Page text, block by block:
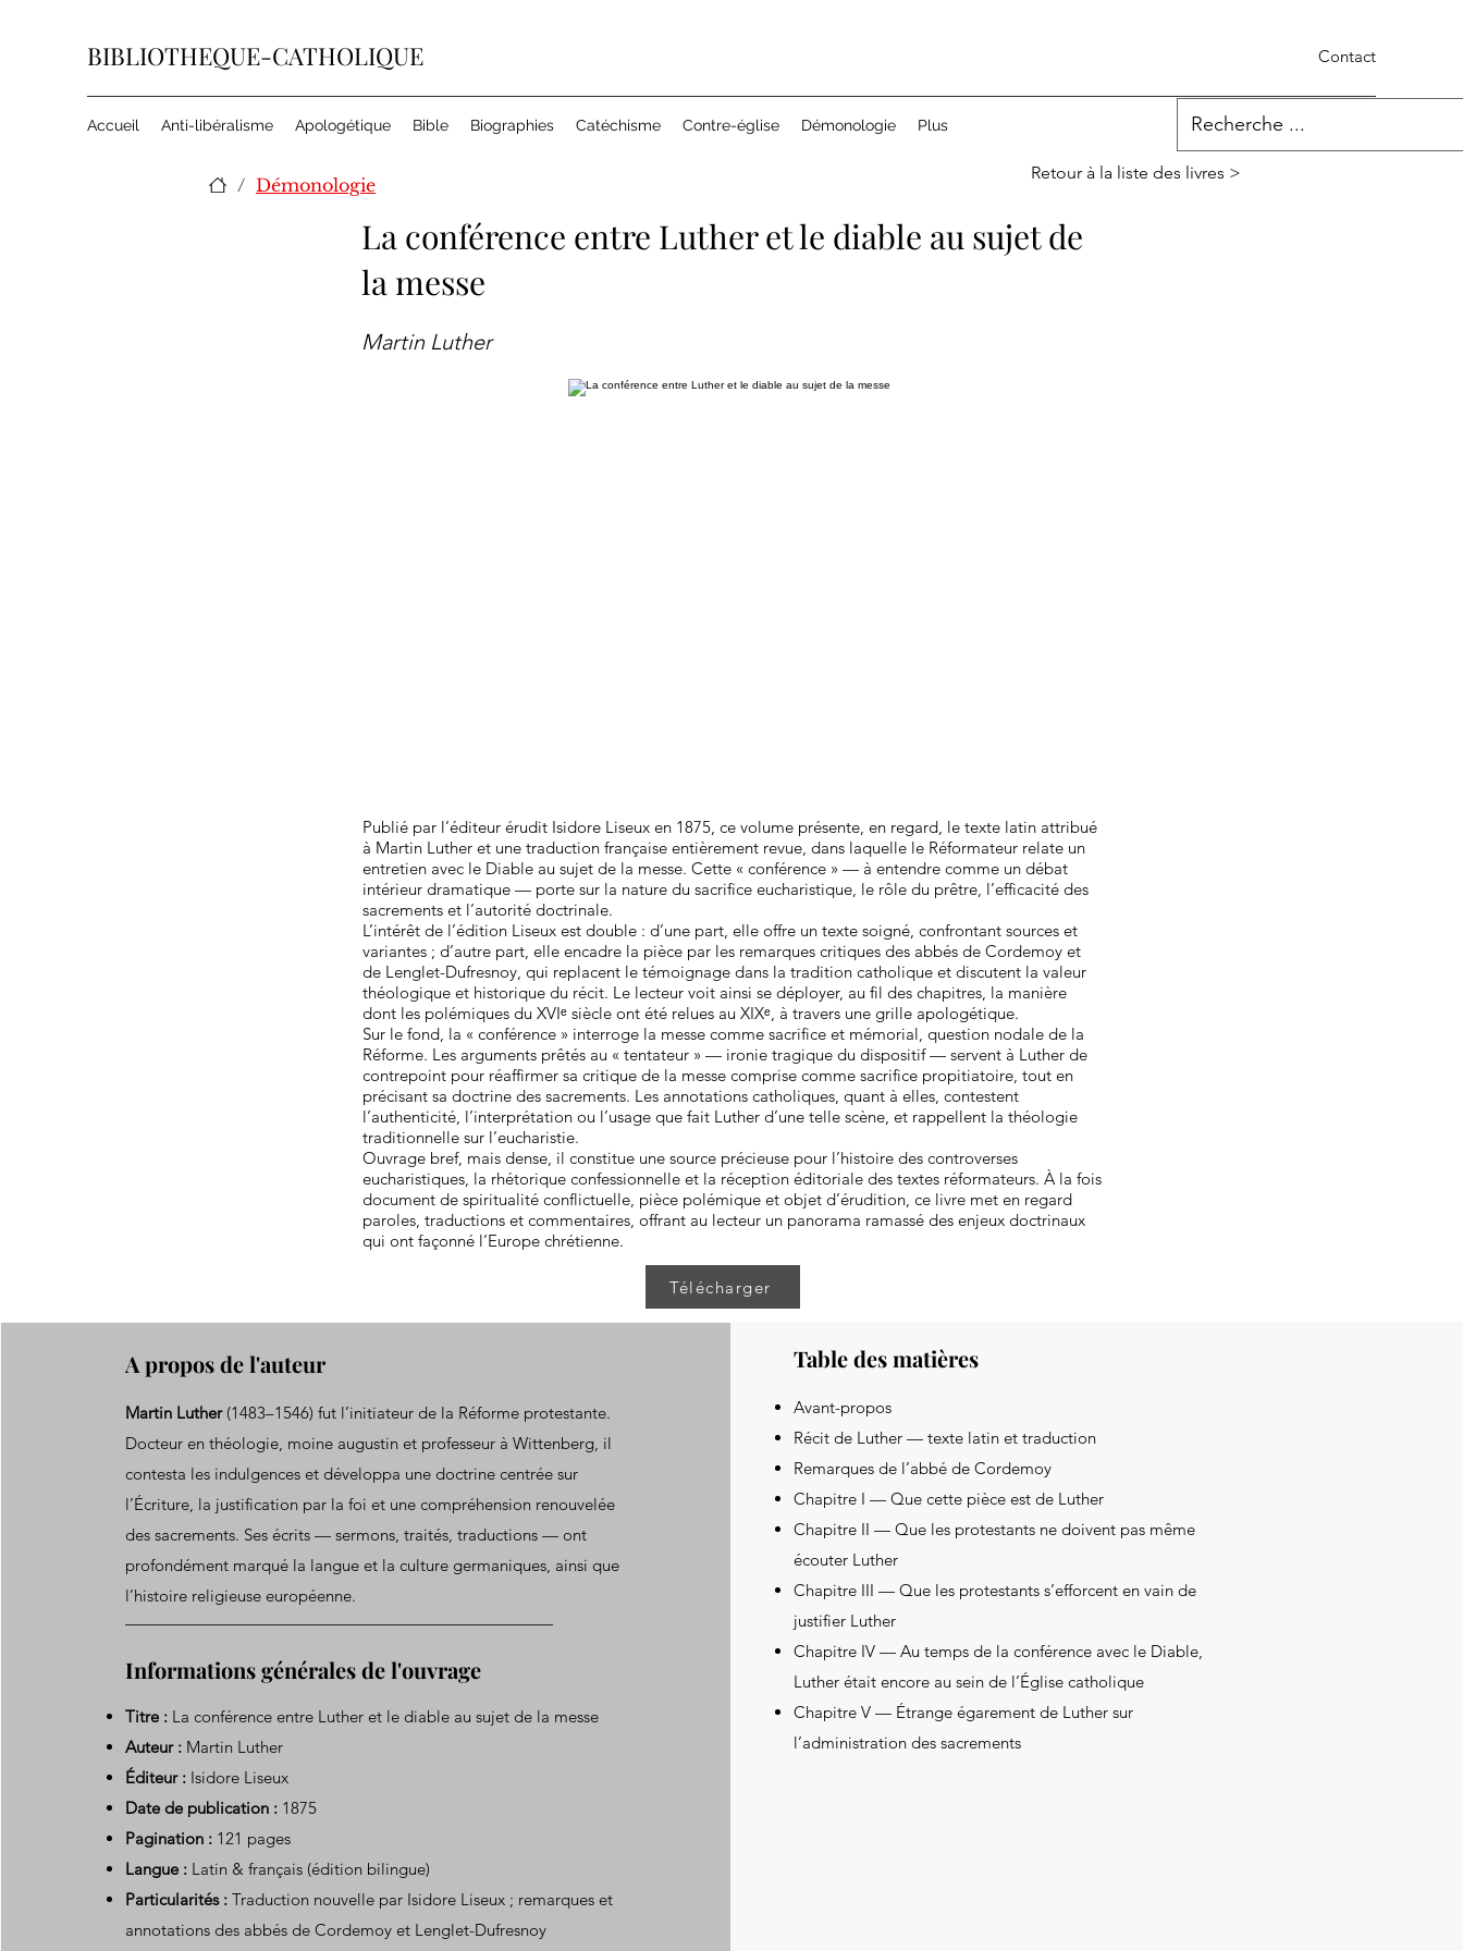
BIBLIOTHEQUE-CATHOLIQUE Contact
Accueil Anti-libéralisme Apologétique Bible Biographies Catéchisme Contre-église Démonologie Plus
/ Démonologie
Retour à la liste des livres >
La conférence entre Luther et le diable au sujet de
la messe
Martin Luther
Publié par l’éditeur érudit Isidore Liseux en 1875, ce volume présente, en regard, le texte latin attribué
à Martin Luther et une traduction française entièrement revue, dans laquelle le Réformateur relate un
entretien avec le Diable au sujet de la messe. Cette « conférence » — à entendre comme un débat
intérieur dramatique — porte sur la nature du sacrifice eucharistique, le rôle du prêtre, l’efficacité des
sacrements et l’autorité doctrinale.
L’intérêt de l’édition Liseux est double : d’une part, elle offre un texte soigné, confrontant sources et
variantes ; d’autre part, elle encadre la pièce par les remarques critiques des abbés de Cordemoy et
de Lenglet-Dufresnoy, qui replacent le témoignage dans la tradition catholique et discutent la valeur
théologique et historique du récit. Le lecteur voit ainsi se déployer, au fil des chapitres, la manière
dont les polémiques du XVIᵉ siècle ont été relues au XIXᵉ, à travers une grille apologétique.
Sur le fond, la « conférence » interroge la messe comme sacrifice et mémorial, question nodale de la
Réforme. Les arguments prêtés au « tentateur » — ironie tragique du dispositif — servent à Luther de
contrepoint pour réaffirmer sa critique de la messe comprise comme sacrifice propitiatoire, tout en
précisant sa doctrine des sacrements. Les annotations catholiques, quant à elles, contestent
l’authenticité, l’interprétation ou l’usage que fait Luther d’une telle scène, et rappellent la théologie
traditionnelle sur l’eucharistie.
Ouvrage bref, mais dense, il constitue une source précieuse pour l’histoire des controverses
eucharistiques, la rhétorique confessionnelle et la réception éditoriale des textes réformateurs. À la fois
document de spiritualité conflictuelle, pièce polémique et objet d’érudition, ce livre met en regard
paroles, traductions et commentaires, offrant au lecteur un panorama ramassé des enjeux doctrinaux
qui ont façonné l’Europe chrétienne.
Télécharger
A propos de l'auteur
Martin Luther(1483–1546) fut l’initiateur de la Réforme protestante.
Docteur en théologie, moine augustin et professeur à Wittenberg, il
contesta les indulgences et développa une doctrine centrée sur
l’Écriture, la justification par la foi et une compréhension renouvelée
des sacrements. Ses écrits — sermons, traités, traductions — ont
profondément marqué la langue et la culture germaniques, ainsi que
l’histoire religieuse européenne.
Informations générales de l'ouvrage
Titre : La conférence entre Luther et le diable au sujet de la messe
Auteur : Martin Luther
Éditeur : Isidore Liseux
Date de publication : 1875
Pagination : 121 pages
Langue : Latin & français (édition bilingue)
Particularités : Traduction nouvelle par Isidore Liseux ; remarques et
annotations des abbés de Cordemoy et Lenglet-Dufresnoy
Table des matières
Avant-propos
Récit de Luther — texte latin et traduction
Remarques de l’abbé de Cordemoy
Chapitre I — Que cette pièce est de Luther
Chapitre II — Que les protestants ne doivent pas même
écouter Luther
Chapitre III — Que les protestants s’efforcent en vain de
justifier Luther
Chapitre IV — Au temps de la conférence avec le Diable,
Luther était encore au sein de l’Église catholique
Chapitre V — Étrange égarement de Luther sur
l’administration des sacrements